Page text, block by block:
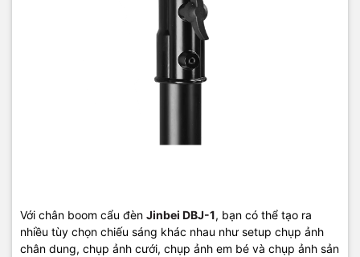
Với chân boom cẩu đèn Jinbei DBJ-1, bạn có thể tạo ra
nhiều tùy chọn chiếu sáng khác nhau như setup chụp ảnh
chân dung, chụp ảnh cưới, chụp ảnh em bé và chụp ảnh sản